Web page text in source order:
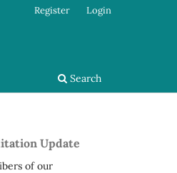
Search
Register Login
Update
of our